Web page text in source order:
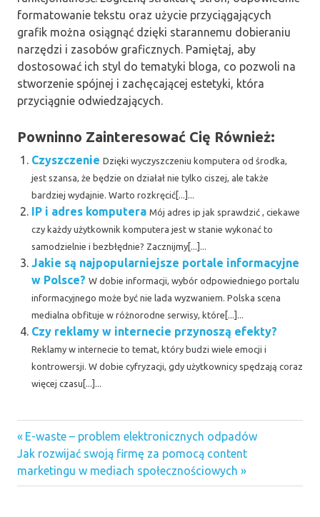
formatowanie tekstu oraz użycie przyciągających
grafik można osiągnąć dzięki starannemu dobieraniu
narzędzi i zasobów graficznych. Pamiętaj, aby
dostosować ich styl do tematyki bloga, co pozwoli na
stworzenie spójnej i zachęcającej estetyki, która
przyciągnie odwiedzających.
Powninno Zainteresować Cię Również:
Czyszczenie Dzięki wyczyszczeniu komputera od środka,
jest szansa, że będzie on działał nie tylko ciszej, ale także
bardziej wydajnie. Warto rozkręcić[...]...
IP i adres komputera Mój adres ip jak sprawdzić , ciekawe
czy każdy użytkownik komputera jest w stanie wykonać to
samodzielnie i bezbłędnie? Zacznijmy[...]...
Jakie są najpopularniejsze portale informacyjne
w Polsce? W dobie informacji, wybór odpowiedniego portalu
informacyjnego może być nie lada wyzwaniem. Polska scena
medialna obfituje w różnorodne serwisy, które[...]...
Czy reklamy w internecie przynoszą efekty?
Reklamy w internecie to temat, który budzi wiele emocji i
kontrowersji. W dobie cyfryzacji, gdy użytkownicy spędzają coraz
więcej czasu[...]...
Nawigacja
wpisu
Previous
Post:
E-waste – problem elektronicznych odpadów
Next
Post:
Jak rozwijać swoją firmę za pomocą content
marketingu w mediach społecznościowych